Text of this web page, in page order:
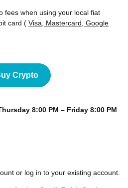
fees when using your local fiat
card ( Visa, Mastercard, Google
Crypto
8:00 PM – Friday 8:00 PM
or log in to your existing account.